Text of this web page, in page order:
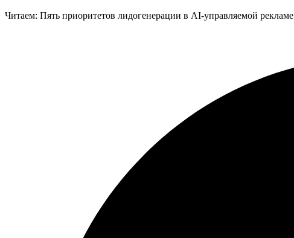
Читаем: Пять приоритетов лидогенерации в AI‑управляемой рекламе